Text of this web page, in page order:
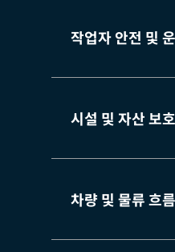
작업자 안전 및
시설 및 자산 보호
차량 및 물류 흐